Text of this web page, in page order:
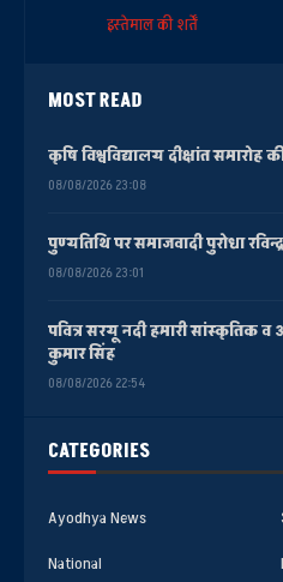
CATEGORIES
Ayodhya News
National
इस्तेमाल की शर्तें
MOST READ
कृषि विश्वविद्यालय दीक्षांत समारोह
08/08/2026 23:08
पुण्यतिथि पर समाजवादी पुरोधा
08/08/2026 23:01
पवित्र सरयू नदी हमारी सांस्कृतिक
कुमार सिंह
08/08/2026 22:54